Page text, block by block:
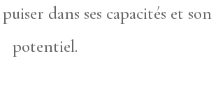
dans ses capacités et son
potentiel.